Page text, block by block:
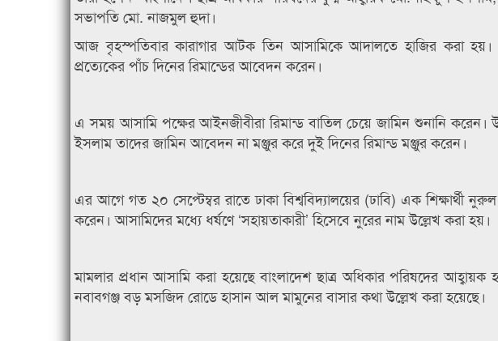
সভাপতি মো. নাজমুল হুদা।
আজ বৃহস্পতিবার কারাগার আটক তিন আসামিকে আদালতে হাজির করা হয়।
প্রত্যেকের পাঁচ দিনের রিমান্ডের আবেদন করেন।
এ সময় আসামি পক্ষের আইনজীবীরা রিমান্ড বাতিল চেয়ে জামিন শুনানি করেন।
ইসলাম তাদের জামিন আবেদন না মঞ্জুর করে দুই দিনের রিমান্ড মঞ্জুর করেন।
এর আগে গত ২০ সেপ্টেম্বর রাতে ঢাকা বিশ্ববিদ্যালয়ের (ঢাবি) এক শিক্ষার্থী
করেন। আসামিদের মধ্যে ধর্ষণে ‘সহায়তাকারী’ হিসেবে নুরের নাম উল্লেখ করা হয়।
মামলার প্রধান আসামি করা হয়েছে বাংলাদেশ ছাত্র অধিকার পরিষদের
নবাবগঞ্জ বড় মসজিদ রোডে হাসান আল মামুনের বাসার কথা উল্লেখ করা হয়েছে।